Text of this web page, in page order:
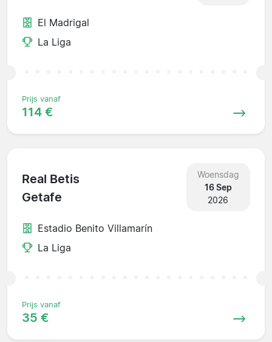
El Madrigal
La Liga
Prijs vanaf
114 €
Real Betis
Getafe
Woensdag
16 Sep
2026
Estadio Benito Villamarín
La Liga
Prijs vanaf
35 €